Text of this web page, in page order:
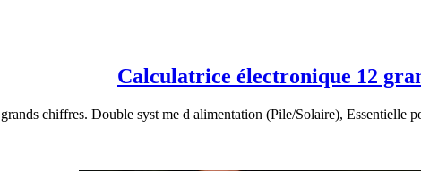
Calculatrice électronique 12
chiffres. Double syst me d alimentation (Pile/Solaire),